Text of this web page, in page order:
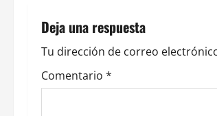
g
a
c
Deja una respuesta
Tu dirección de correo
Comentario *